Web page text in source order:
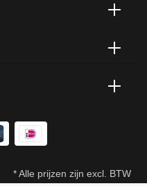
* Alle prijzen zijn excl. BTW